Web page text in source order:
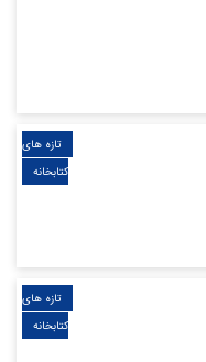
تازه های
کتابخانه
تازه های
کتابخانه